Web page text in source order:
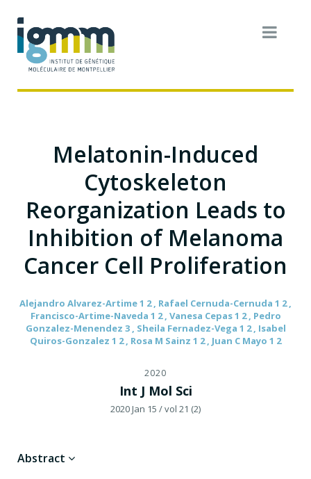
Melatonin-Induced
Cytoskeleton
Reorganization Leads to
Inhibition of Melanoma
Cancer Cell Proliferation
Alejandro Alvarez-Artime 1 2 , Rafael Cernuda-Cernuda 1 2 ,
Francisco-Artime-Naveda 1 2 , Vanesa Cepas 1 2 , Pedro
Gonzalez-Menendez 3 , Sheila Fernadez-Vega 1 2 , Isabel
Quiros-Gonzalez 1 2 , Rosa M Sainz 1 2 , Juan C Mayo 1 2
2020
Int J Mol Sci
2020 Jan 15 / vol 21 (2)
Abstract